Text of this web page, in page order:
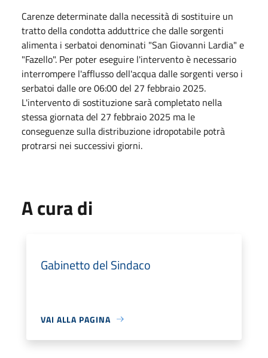
Carenze determinate dalla necessità di sostituire un
tratto della condotta adduttrice che dalle sorgenti
alimenta i serbatoi denominati "San Giovanni Lardia" e
"Fazello". Per poter eseguire l'intervento è necessario
interrompere l'afflusso dell'acqua dalle sorgenti verso i
serbatoi dalle ore 06:00 del 27 febbraio 2025.
L'intervento di sostituzione sarà completato nella
stessa giornata del 27 febbraio 2025 ma le
conseguenze sulla distribuzione idropotabile potrà
protrarsi nei successivi giorni.
A cura di
Gabinetto del Sindaco
VAI ALLA PAGINA